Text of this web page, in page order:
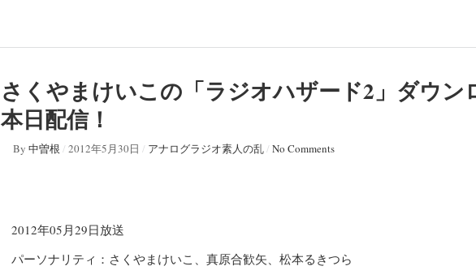
さくやまけいこの「ラジオハザード2」ダウン
本日配信！
By 中曽根 / 2012年5月30日 / アナログラジオ素人の乱/ No Comments
2012年05月29日放送
パーソナリティ：さくやまけいこ、真原合歓矢、松本るきつら